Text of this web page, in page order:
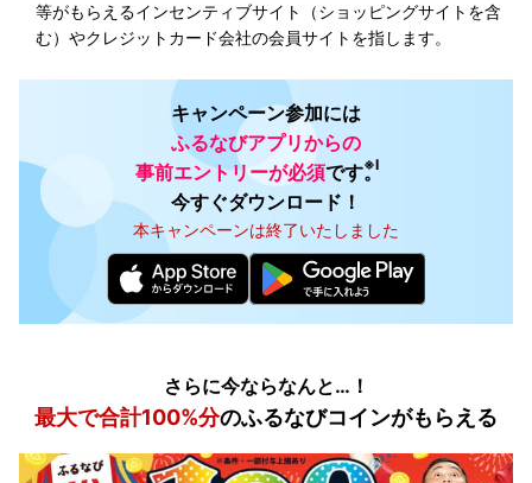
等がもらえるインセンティブサイト（ショッピングサイトを含
む）やクレジットカード会社の会員サイトを指します。
キャンペーン参加には
ふるなびアプリからの
事前エントリーが必須です。
※Ⅰ
今すぐダウンロード！
本キャンペーンは終了いたしました
さらに今ならなんと…！
最大で合計100%分のふるなびコインがもらえる